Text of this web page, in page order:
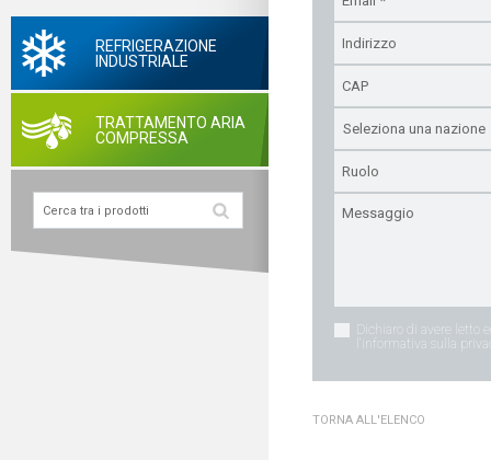
REFRIGERAZIONE
INDUSTRIALE
TRATTAMENTO ARIA
COMPRESSA
Dichiaro di avere letto
l'informativa sulla
TORNA ALL'ELENCO